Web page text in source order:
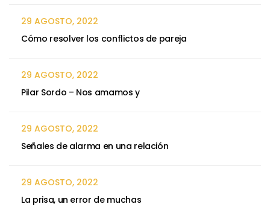
29 AGOSTO, 2022
Cómo resolver los conflictos de pareja
29 AGOSTO, 2022
Pilar Sordo – Nos amamos y
29 AGOSTO, 2022
Señales de alarma en una relación
29 AGOSTO, 2022
La prisa, un error de muchas